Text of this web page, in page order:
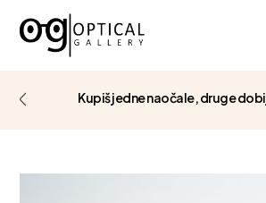
Kupiš jedne naočale, druge